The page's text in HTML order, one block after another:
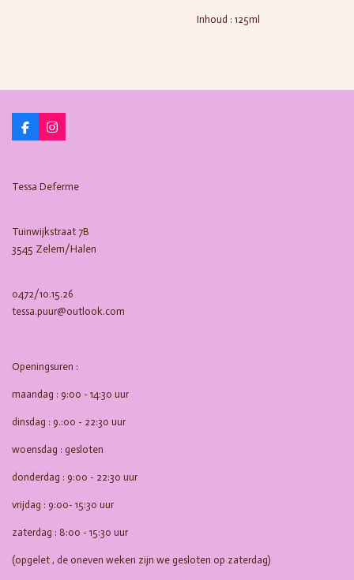
Inhoud : 125ml
F
a
o
I
n
g
m
Tessa Deferme
Tuinwijkstraat 7B
3545 Zelem/Halen
0472/10.15.26
tessa.puur@outlook.com
Openingsuren :
maandag : 9:00 - 14:30 uur
dinsdag : 9.:00 - 22:30 uur
woensdag : gesloten
donderdag : 9:00 - 22:30 uur
vrijdag : 9:00- 15:30 uur
zaterdag : 8:00 - 15:30 uur
(opgelet , de oneven weken zijn we gesloten op zaterdag)